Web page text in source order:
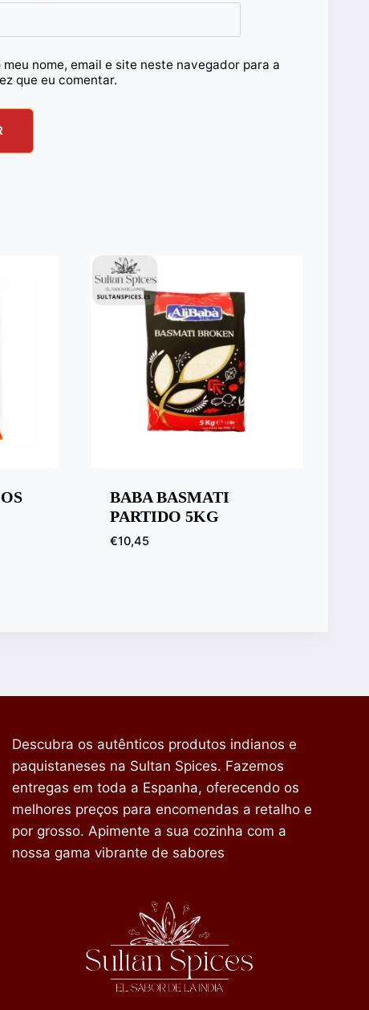
meu nome, email e site neste navegador para a
que eu comentar.
BABA BASMATI
PARTIDO 5KG
€10,45
Descubra os autênticos produtos indianos e
paquistaneses na Sultan Spices. Fazemos
entregas em toda a Espanha, oferecendo os
melhores preços para encomendas a retalho e
por grosso. Apimente a sua cozinha com a
nossa gama vibrante de sabores